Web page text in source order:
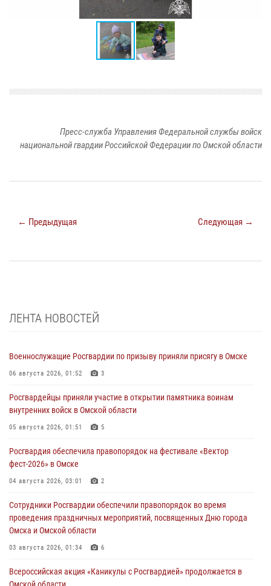
Пресс-служба Управления Федеральной службы войск
национальной гвардии Российской Федерации по Омской области
← Предыдущая Следующая →
ЛЕНТА НОВОСТЕЙ
Военнослужащие Росгвардии по призыву приняли присягу в Омске
06 августа 2026, 01:52 3
Росгвардейцы приняли участие в открытии памятника воинам
внутренних войск в Омской области
05 августа 2026, 01:51 5
Росгвардия обеспечила правопорядок на фестивале «Вектор
фест-2026» в Омске
04 августа 2026, 03:01 2
Сотрудники Росгвардии обеспечили правопорядок во время
проведения праздничных мероприятий, посвященных Дню города
Омска и Омской области
03 августа 2026, 01:34 6
Всероссийская акция «Каникулы с Росгвардией» продолжается в
Омской области